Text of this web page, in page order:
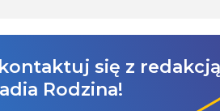
się z redakcją
Rodzina!